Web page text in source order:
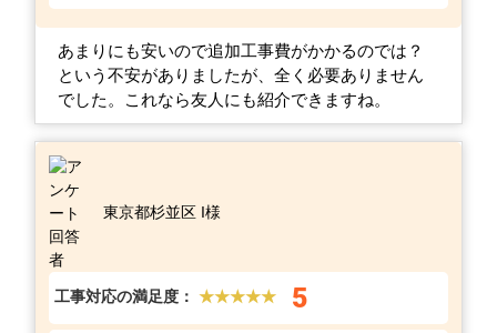
あまりにも安いので追加工事費がかかるのでは？
という不安がありましたが、全く必要ありません
でした。これなら友人にも紹介できますね。
東京都杉並区 I様
工事対応の満足度： ★★★★★ 5